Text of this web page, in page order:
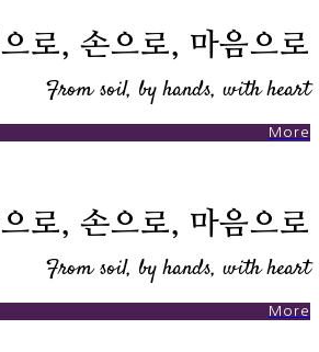
로, 손으로, 마음으로
From soil, by hands, with heart
More
로, 손으로, 마음으로
From soil, by hands, with heart
More